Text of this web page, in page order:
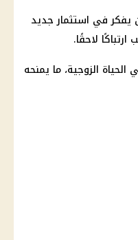
يفكر في استثمار جديد
لاحقًا.
الزوجية، ما يمنحه